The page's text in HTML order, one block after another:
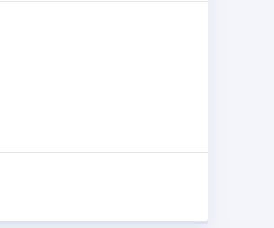
следующие: